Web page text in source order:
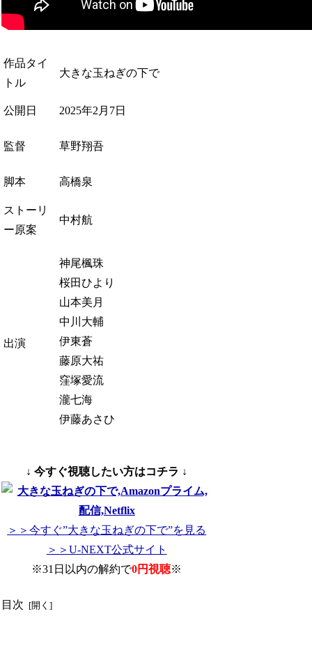
作品タイ
トル
大きな玉ねぎの下で
公開日 2025年2月7日
監督 草野翔吾
脚本 高橋泉
ストーリ
ー原案
中村航
出演
神尾楓珠
桜田ひより
山本美月
中川大輔
伊東蒼
藤原大祐
窪塚愛流
瀧七海
伊藤あさひ
↓ 今すぐ視聴したい方はコチラ ↓
＞＞今すぐ”大きな玉ねぎの下で”を見る
＞＞U-NEXT公式サイト
※31日以内の解約で0円視聴※
目次